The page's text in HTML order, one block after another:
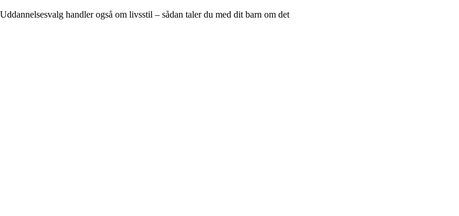
Uddannelsesvalg handler også om livsstil – sådan taler du med dit barn om det